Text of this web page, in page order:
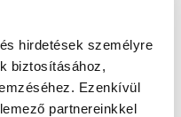
hirdetések személyre
biztosításához,
Ezenkívül
partnereinkkel